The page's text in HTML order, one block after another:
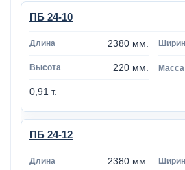
ПБ 24-10
2380 мм.
220 мм.
0,91 т.
ПБ 24-12
2380 мм.